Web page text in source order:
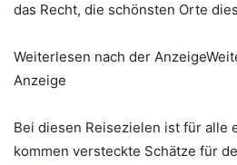
das Recht, die schönsten Orte
Weiterlesen nach der
Anzeige
Bei diesen Reisezielen ist für alle
kommen versteckte Schätze für